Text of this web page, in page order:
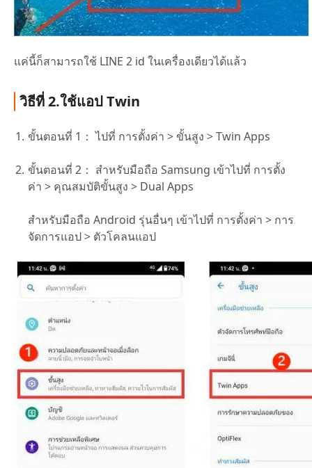
แค่นี้ก็สามารถใช้ LINE 2 id ในเครื่องเดียวได้แล้ว
วิธีที่ 2.ใช้แอป Twin
ขั้นตอนที่ 1：ไปที่ การตั้งค่า > ขั้นสูง > Twin Apps
ขั้นตอนที่ 2： สำหรับมือถือ Samsung เข้าไปที่ การตั้ง
ค่า > คุณสมบัติขั้นสูง > Dual Apps
สำหรับมือถือ Android รุ่นอื่นๆ เข้าไปที่ การตั้งค่า > การ
จัดการแอป > ตัวโคลนแอป